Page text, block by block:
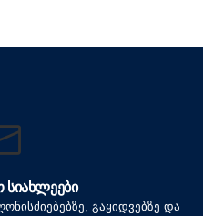
ᲡᲘᲐᲮᲚᲔᲔᲑᲘ
გაყიდვებზე და